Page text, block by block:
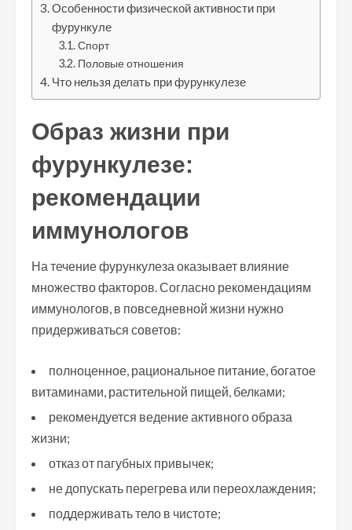
Особенности физической активности при
фурункуле
Спорт
Половые отношения
Что нельзя делать при фурункулезе
Образ жизни при
фурункулезе:
рекомендации
иммунологов
На течение фурункулеза оказывает влияние
множество факторов. Согласно рекомендациям
иммунологов, в повседневной жизни нужно
придерживаться советов:
полноценное, рациональное питание, богатое
витаминами, растительной пищей, белками;
рекомендуется ведение активного образа
жизни;
отказ от пагубных привычек;
не допускать перегрева или переохлаждения;
поддерживать тело в чистоте;